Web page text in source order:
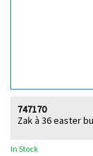
Zak à 36 easter
747170
In Stock